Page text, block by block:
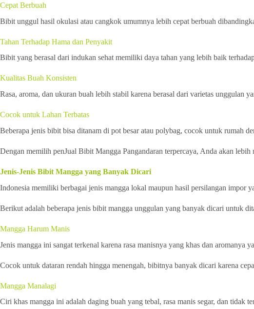
Cepat Berbuah
Bibit unggul hasil okulasi atau cangkok umumnya lebih cepat berbuah
Tahan Terhadap Hama dan Penyakit
Bibit yang berasal dari indukan sehat memiliki daya tahan yang lebih baik
Kualitas Buah Konsisten
Rasa, aroma, dan ukuran buah lebih stabil karena berasal dari varietas unggulan
Cocok untuk Lahan Terbatas
Beberapa jenis bibit bisa ditanam di pot besar atau polybag, cocok untuk rumah
Dengan memilih penJual Bibit Mangga Pangandaran terpercaya, Anda akan
Jenis-Jenis Bibit Mangga yang Banyak Dicari
Indonesia memiliki berbagai jenis mangga lokal maupun hasil persilangan impor
Berikut adalah beberapa jenis bibit mangga unggulan yang banyak dicari untuk
Mangga Harum Manis
Jenis mangga ini sangat terkenal karena rasa manisnya yang khas dan aromanya
Cocok untuk dataran rendah hingga menengah, bibitnya banyak dicari karena
Mangga Manalagi
Ciri khas mangga ini adalah daging buah yang tebal, rasa manis segar, dan tidak